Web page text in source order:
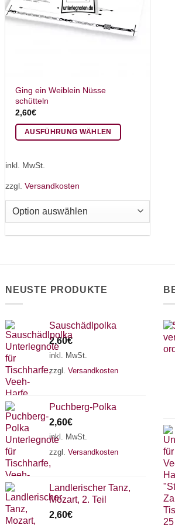
Ging ein Weiblein Nüsse
schütteln
2,60€
AUSFÜHRUNG WÄHLEN
mehrere
Varianten
auf.
Produktseite
inkl. MwSt.
zzgl. Versandkosten
NEUSTE PRODUKTE
Sauschädlpolka
2,60€
inkl. MwSt.
zzgl. Versandkosten
Puchberg-Polka
2,60€
inkl. MwSt.
zzgl. Versandkosten
Landlerischer Tanz,
Mozart, 2. Teil
2,60€